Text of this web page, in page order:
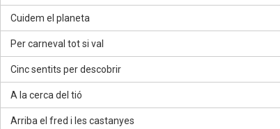
Cuidem el planeta
Per carneval tot si val
Cinc sentits per descobrir
A la cerca del tió
Arriba el fred i les castanyes